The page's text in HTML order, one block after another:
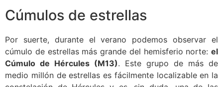
Cúmulos de estrellas
Por suerte, durante el verano podemos observar el
cúmulo de estrellas más grande del hemisferio norte: el
Cúmulo de Hércules (M13). Este grupo de más de
medio millón de estrellas es fácilmente localizable en la